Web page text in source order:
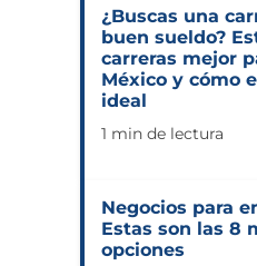
¿Buscas una
buen sueldo?
carreras mejor
México y cómo
ideal
1 min de lectura
Negocios para
Estas son las 8
opciones